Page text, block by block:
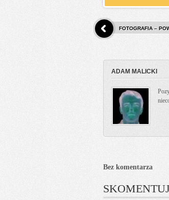
FOTOGRAFIA –
ADAM MALICKI
Bez komentarza
SKOMENTUJ